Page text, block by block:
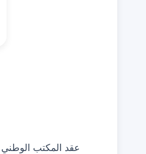
عقد المكتب الوطني